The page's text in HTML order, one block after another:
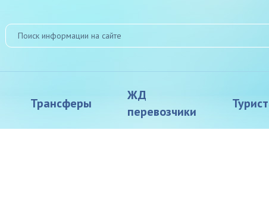
Трансферы
ЖД
перевозчики